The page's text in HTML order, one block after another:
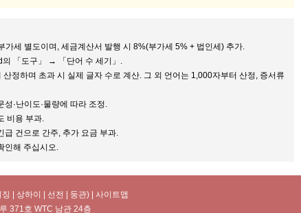
가세 별도이며, 세금계산서 발행 시 8%(부가세 5% + 법인세) 추가.
「도구」 → 「단어 수 세기」.
정하며 초과 시 실제 글자 수로 계산. 그 외 언어는 1,000자부터 산정, 증서류
·난이도·물량에 따라 조정.
비용 부과.
건으로 간주, 추가 요금 부과.
해 주십시오.
| 상하이 | 선전 | 둥관) | 사이트맵
371호 WTC 남관 24층